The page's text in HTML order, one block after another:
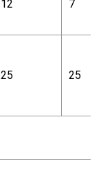
12 7
25 25